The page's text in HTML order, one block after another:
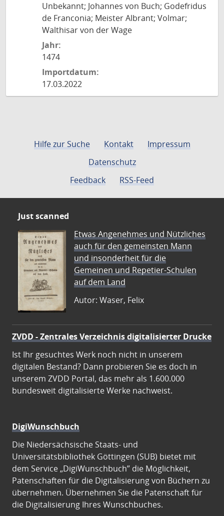
Unbekannt; Johannes von Buch; Godefridus
de Franconia; Meister Albrant; Volmar;
Walthisar von der Wage
Jahr:
1474
Importdatum:
17.03.2022
Hilfe zur Suche Kontakt
Impressum
Datenschutz
Feedback
RSS-Feed
Just scanned
Etwas Angenehmes und Nützliches
auch für den gemeinsten Mann
und insonderheit für die
Gemeinen und Repetier-Schulen
auf dem Land
Autor: Waser, Felix
ZVDD - Zentrales Verzeichnis digitalisierter Drucke
Ist Ihr gesuchtes Werk noch nicht in unserem
digitalen Bestand? Dann probieren Sie es doch in
unserem ZVDD Portal, das mehr als 1.600.000
bundesweit digitalisierte Werke nachweist.
DigiWunschbuch
Die Niedersächsische Staats- und
Universitätsbibliothek Göttingen (SUB) bietet mit
dem Service „DigiWunschbuch” die Möglichkeit,
Patenschaften für die Digitalisierung von Büchern zu
übernehmen. Übernehmen Sie die Patenschaft für
die Digitalisierung Ihres Wunschbuches.